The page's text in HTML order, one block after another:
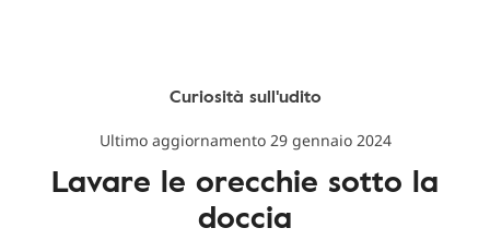
Curiosità sull'udito
Ultimo aggiornamento 29 gennaio 2024
Lavare le orecchie sotto la
doccia